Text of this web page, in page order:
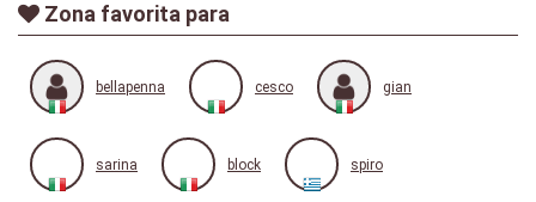
Zona favorita para
bellapenna cesco gian
sarina block spiro